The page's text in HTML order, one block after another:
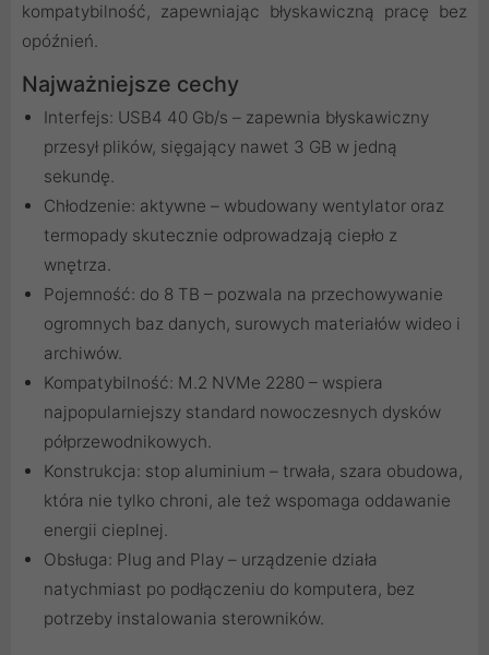
kompatybilność, zapewniając błyskawiczną pracę bez
opóźnień.
Najważniejsze cechy
Interfejs: USB4 40 Gb/s – zapewnia błyskawiczny
przesył plików, sięgający nawet 3 GB w jedną
sekundę.
Chłodzenie: aktywne – wbudowany wentylator oraz
termopady skutecznie odprowadzają ciepło z
wnętrza.
Pojemność: do 8 TB – pozwala na przechowywanie
ogromnych baz danych, surowych materiałów wideo i
archiwów.
Kompatybilność: M.2 NVMe 2280 – wspiera
najpopularniejszy standard nowoczesnych dysków
półprzewodnikowych.
Konstrukcja: stop aluminium – trwała, szara obudowa,
która nie tylko chroni, ale też wspomaga oddawanie
energii cieplnej.
Obsługa: Plug and Play – urządzenie działa
natychmiast po podłączeniu do komputera, bez
potrzeby instalowania sterowników.